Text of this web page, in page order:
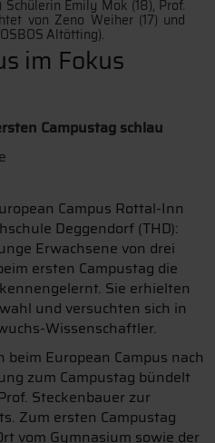
Emily Mok (18), Prof.
von Zeno Weiher (17) und
Altötting).
im Fokus
Campustag schlau
Campus Rottal-Inn
Deggendorf (THD):
Erwachsene von drei
ersten Campustag die
Sie erhielten
und versuchten sich in
Wissenschaftler.
European Campus nach
zum Campustag bündelt
Steckenbauer zur
Zum ersten Campustag
vom Gymnasium sowie der